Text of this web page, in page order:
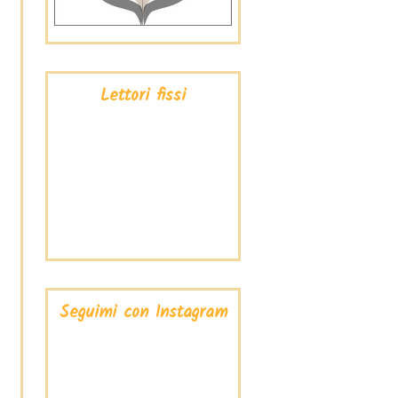
Lettori fissi
Seguimi con Instagram